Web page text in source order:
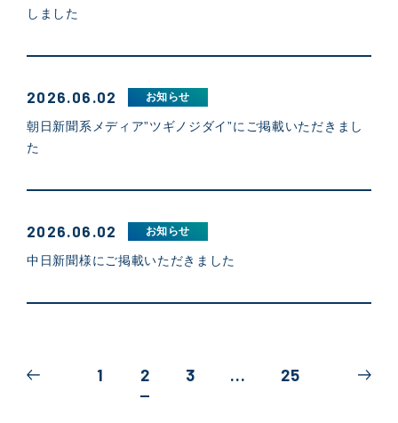
しました
2026.06.02 お知らせ
朝日新聞系メディア”ツギノジダイ”にご掲載いただきまし
た
2026.06.02 お知らせ
中日新聞様にご掲載いただきました
1 2 3 ... 25